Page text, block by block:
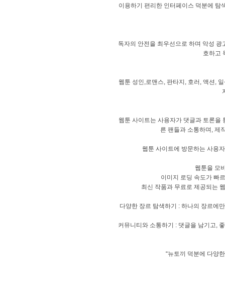
이용하기 편리한 인터페이스 덕분에 탐
독자의 안전을 최우선으로 하며 악성
호하고
웹툰 성인,로맨스, 판타지, 호러, 액션,
웹툰 사이트는 사용자가 댓글과 토론을
른 팬들과 소통하며, 제
웹툰 사이트에 방문하는 사용
웹툰을 모
이미지 로딩 속도가 빠
최신 작품과 무료로 제공되는
다양한 장르 탐색하기 : 하나의 장르에
커뮤니티와 소통하기 : 댓글을 남기고,
“뉴토끼 덕분에 다양